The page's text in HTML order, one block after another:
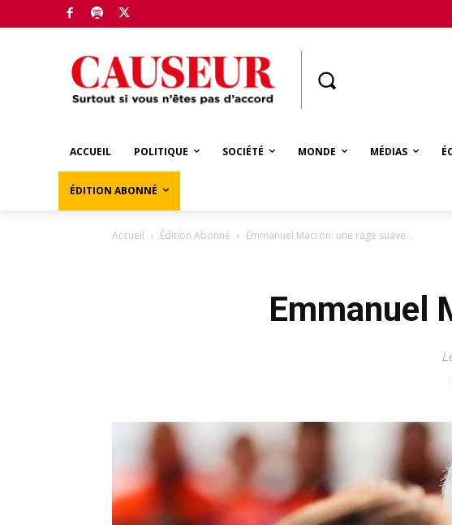
ACCUEIL POLITIQUE SOCIÉTÉ MONDE MÉDIAS
ÉDITION ABONNÉ
Accueil Édition Abonné Emmanuel Macron: une rage suave…
Emmanuel